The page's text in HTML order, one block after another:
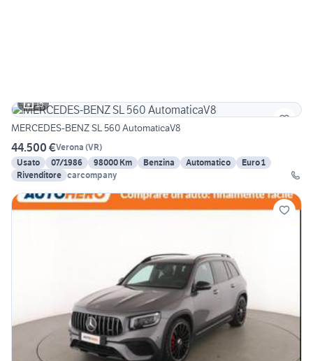
15
MERCEDES-BENZ SL 560 AutomaticaV8
44.500 €Verona (VR)
Usato
07/1986 98000 Km Benzina Automatico
Euro 1
Rivenditore carcompany